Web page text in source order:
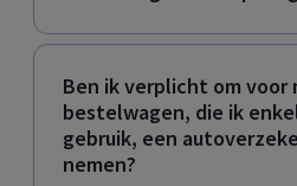
Ben ik verplicht om voor
bestelwagen, die ik
gebruik, een
nemen?